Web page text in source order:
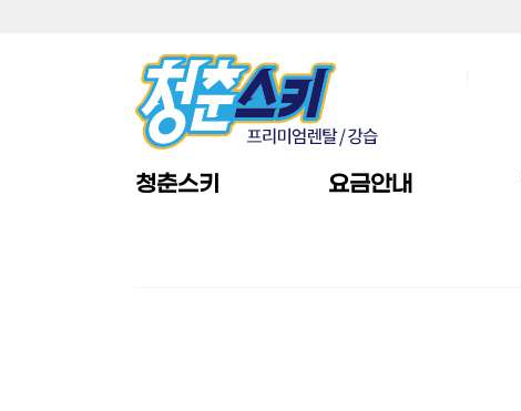
청춘스키 요금안내